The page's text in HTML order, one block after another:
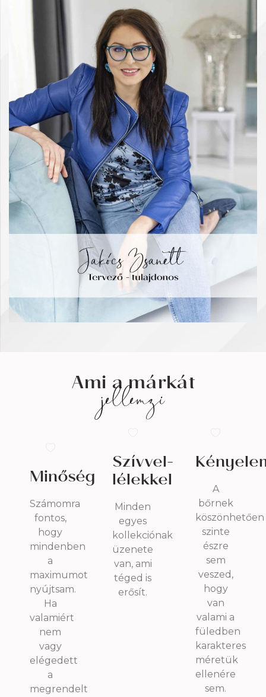
Ami a márkát
jellemzi
Minőség
Számomra
fontos,
hogy
mindenben
a
maximumot
nyújtsam.
Ha
valamiért
nem
vagy
elégedett
a
megrendelt
Szívvel-
lélekkel
Minden
egyes
kollekciónak
üzenete
van, ami
téged is
erősít.
A
bőrnek
köszönhetően
szinte
észre
sem
veszed,
hogy
van
valami a
füledben
karakteres
méretük
ellenére
sem.